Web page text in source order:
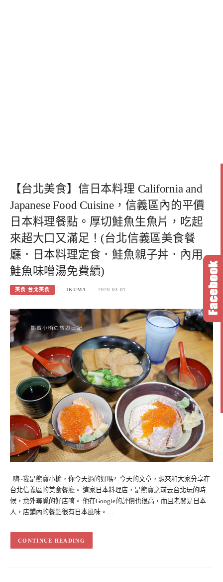
【台北美食】信日本料理 California and
Japanese Food Cuisine，信義區內的平價
日本料理餐點。厚切鮭魚生魚片，吃起
來超大口又滿足！(台北信義區美食餐
廳．日本料理定食．鮭魚親子丼．內用
鮭魚味噌湯免費續)
美食-台北美食 IKUMA 2020-03-01
嗨~我是熊寶小榆，你今天過的好嗎? 今天的文章，想來和大家分享在
台北信義區的美食餐廳。 這家日本料理店，是熊寶之前去台北玩的時
候，意外尋覓的好店唷。 他在Google的評價也很高，而且老闆是日本
人，店鋪內的餐點很有日本風味。…
CONTINUE READING